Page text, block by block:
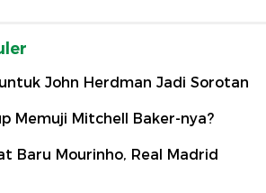
John Herdman Jadi Sorotan
Memuji Mitchell Baker-nya?
Baru Mourinho, Real Madrid